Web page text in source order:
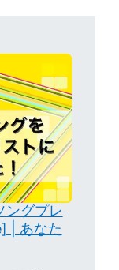
ングプレ
| あなた